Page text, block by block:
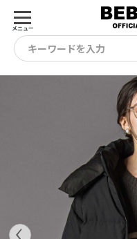
メニュー
キーワードを入力